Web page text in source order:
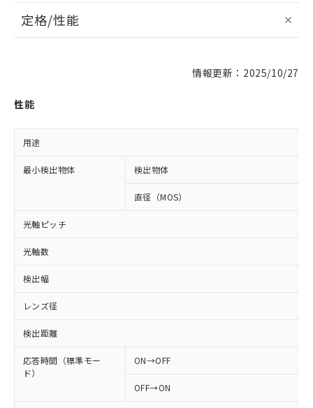
定格/性能
情報更新：2025/10/27
性能
用途
最小検出物体 検出物体
直径（MOS）
光軸ピッチ
光軸数
検出幅
レンズ径
検出距離
応答時間（標準モー
ド）
ON→OFF
OFF→ON